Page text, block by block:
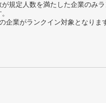
規定人数を満たした企業のみ
業がランクイン対象となりま